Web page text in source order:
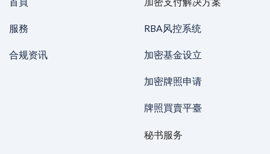
服務
合规资讯
RBA风控系统
加密基金设立
加密牌照申请
牌照買賣平臺
秘书服务